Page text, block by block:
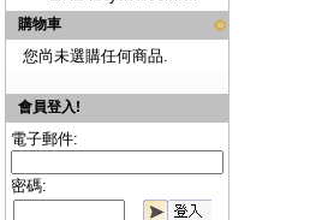
購物車
您尚未選購任何商品.
會員登入!
電子郵件:
密碼: